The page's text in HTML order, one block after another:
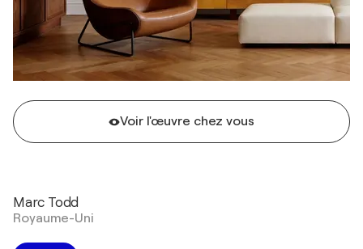
Voir l'œuvre chez vous
Marc Todd
Royaume-Uni